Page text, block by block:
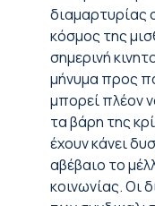
διαμαρτυρίας
κόσμος της
σημερινή
μήνυμα προς
μπορεί πλέον
τα βάρη της
έχουν κάνει
αβέβαιο το
κοινωνίας. Οι